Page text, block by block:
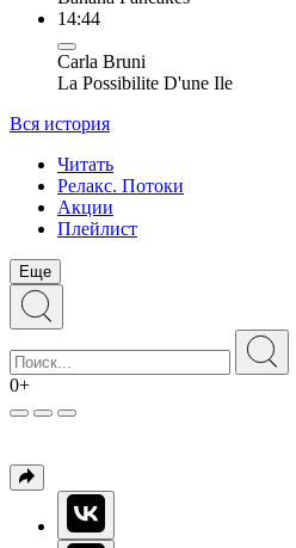
14:44
Carla Bruni
La Possibilite D'une Ile
Вся история
Читать
Релакс. Потоки
Акции
Плейлист
Еще
0+